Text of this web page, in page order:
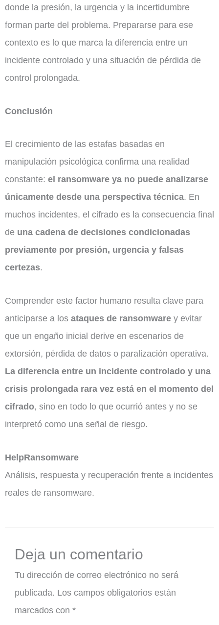
donde la presión, la urgencia y la incertidumbre
forman parte del problema. Prepararse para ese
contexto es lo que marca la diferencia entre un
incidente controlado y una situación de pérdida de
control prolongada.
Conclusión
El crecimiento de las estafas basadas en
manipulación psicológica confirma una realidad
constante: el ransomware ya no puede analizarse
únicamente desde una perspectiva técnica. En
muchos incidentes, el cifrado es la consecuencia final
de una cadena de decisiones condicionadas
previamente por presión, urgencia y falsas
certezas.
Comprender este factor humano resulta clave para
anticiparse a los ataques de ransomware y evitar
que un engaño inicial derive en escenarios de
extorsión, pérdida de datos o paralización operativa.
La diferencia entre un incidente controlado y una
crisis prolongada rara vez está en el momento del
cifrado, sino en todo lo que ocurrió antes y no se
interpretó como una señal de riesgo.
HelpRansomware
Análisis, respuesta y recuperación frente a incidentes
reales de ransomware.
Deja un comentario
Tu dirección de correo electrónico no será
publicada. Los campos obligatorios están
marcados con *